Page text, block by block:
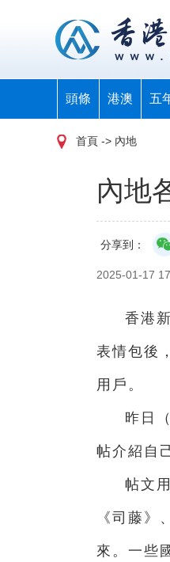
頭條 港澳 五
首頁 -> 內地
內地
分享到：
2025-01-17
香港
表情包後
用戶。
昨日
帖介紹自
帖文
《司藤》
來。一些